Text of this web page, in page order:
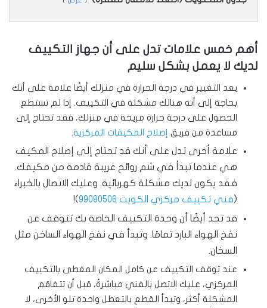
أهم خمس علامات تدل على أن جهاز التكييف
لديك لا يعمل بشكل سليم
يعد التغيير في درجة الحرارة في منزلك أيضًا علامة على أنك
بحاجة إلى أنه هنالك مشكلة في التكييف. إذا لم تستطع
الحصول على درجة حرارة مريحة في منزلك، فقد تحتاج إلى
مساعدة من فريق إصلاح المكيفات المركزية.
علامة أخرى تدل على أنك قد تحتاج إلى إصلاح المكيف
هي عندما تبدأ في شم روائح غريبة قادمة من مكيفك.
فقد يكون لديك مشكلة كهربائية. وعليك الاتصال بالخبراء
(فني تكييف مركزي الكويت )
!
قد تجد أيضًا أن وحدة التكييف الخاصة بك تتوقف عن
نفخ الهواء البارد تمامًا. وتبدأ في نفخ الهواء الساخن مثل
السخان.
عند توقف التكييف عن كامل المكان المغطى بالتكييف
المركزي، عليك الاتصل بالفني مباشرةً، قبل أن تتفاقم
المشكلة أكثر، وتبدأ القطع بالتعطل واحدة تلو الأخرى، لا